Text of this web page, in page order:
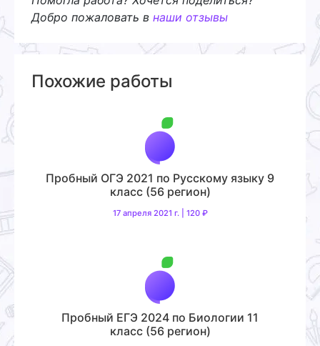
Добро пожаловать в наши отзывы
Похожие работы
Пробный ОГЭ 2021 по Русскому языку 9
класс (56 регион)
17 апреля 2021 г. | 120 ₽
Пробный ЕГЭ 2024 по Биологии 11
класс (56 регион)